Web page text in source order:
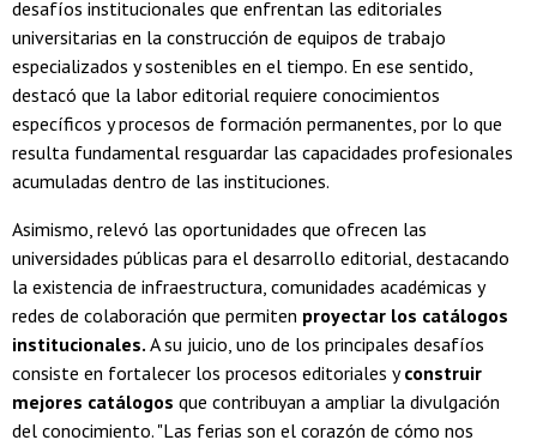
desafíos institucionales que enfrentan las editoriales
universitarias en la construcción de equipos de trabajo
especializados y sostenibles en el tiempo. En ese sentido,
destacó que la labor editorial requiere conocimientos
específicos y procesos de formación permanentes, por lo que
resulta fundamental resguardar las capacidades profesionales
acumuladas dentro de las instituciones.
Asimismo, relevó las oportunidades que ofrecen las
universidades públicas para el desarrollo editorial, destacando
la existencia de infraestructura, comunidades académicas y
redes de colaboración que permiten proyectar los catálogos
institucionales. A su juicio, uno de los principales desafíos
consiste en fortalecer los procesos editoriales yconstruir
mejores catálogos que contribuyan a ampliar la divulgación
del conocimiento. "Las ferias son el corazón de cómo nos